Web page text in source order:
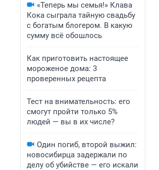
«Теперь мы семья!» Клава
Кока сыграла тайную свадьбу
с богатым блогером. В какую
сумму всё обошлось
Как приготовить настоящее
мороженое дома: 3
проверенных рецепта
Тест на внимательность: его
смогут пройти только 5%
людей — вы в их числе?
Один погиб, второй выжил:
новосибирца задержали по
делу об убийстве — его искали